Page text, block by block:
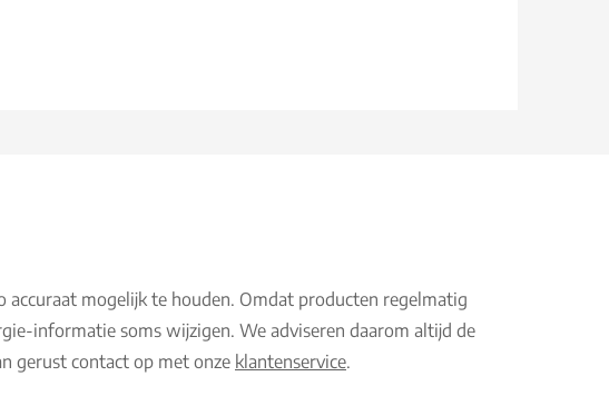
mogelijk te houden. Omdat producten regelmatig
informatie soms wijzigen. We adviseren daarom altijd de
gerust contact op met onze klantenservice.